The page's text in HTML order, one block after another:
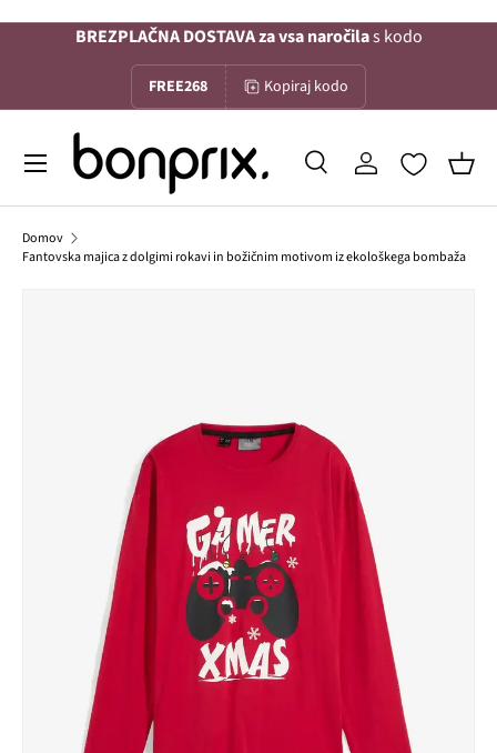
Na vsebino
BREZPLAČNA DOSTAVA za vsa naročilas kodo
FREE268 Kopiraj kodo
Iskanje
IskanjePrijava
Menu
Domov
Fantovska majica z dolgimi rokavi in božičnim motivom iz ekološkega bombaža